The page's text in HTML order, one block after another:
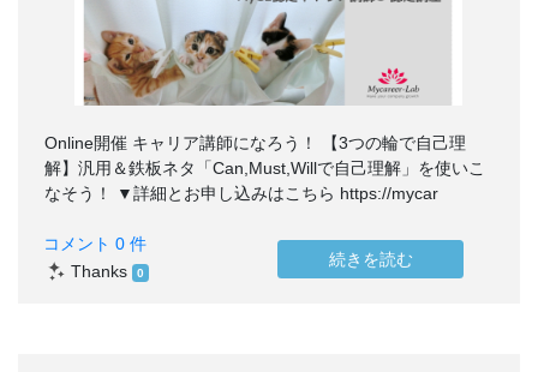
Online開催 キャリア講師になろう！ 【3つの輪で自己理
解】汎用＆鉄板ネタ「Can,Must,Willで自己理解」を使いこ
なそう！ ▼詳細とお申し込みはこちら https://mycar
コメント 0 件
Thanks 0
続きを読む